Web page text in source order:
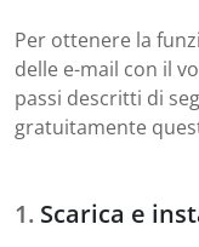
Per ottenere la
delle e-mail con il
passi descritti di
gratuitamente
Scarica e